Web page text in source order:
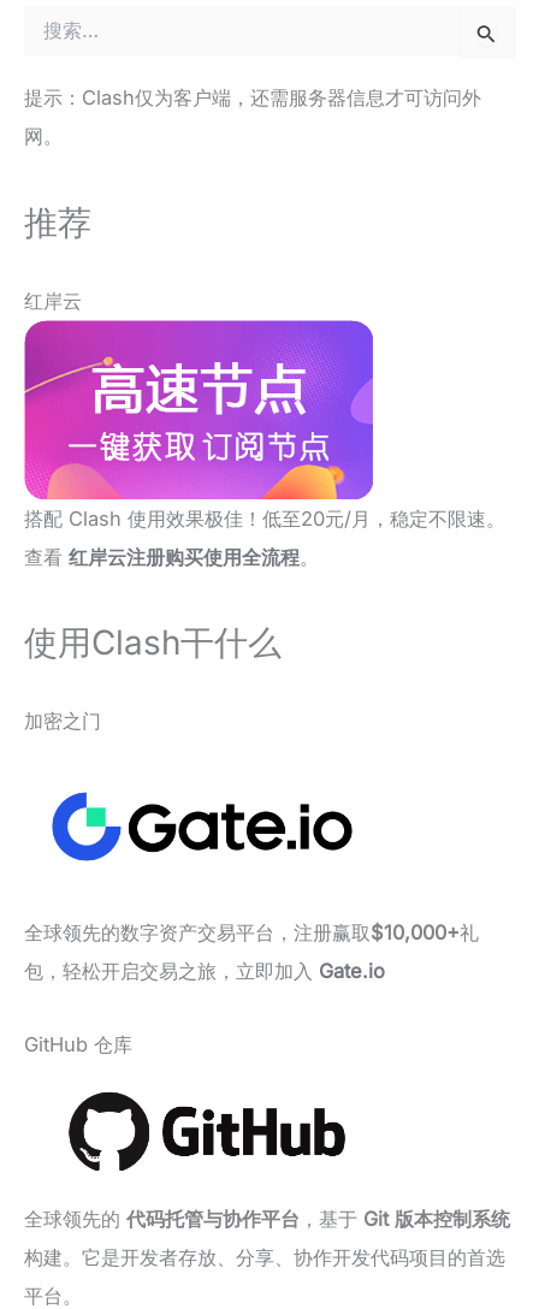
提示：Clash仅为客户端，还需服务器信息才可访问外
网。
推荐
红岸云
搭配 Clash 使用效果极佳！低至20元/月，稳定不限速。
查看 红岸云注册购买使用全流程。
使用Clash干什么
加密之门
全球领先的数字资产交易平台，注册赢取$10,000+礼
包，轻松开启交易之旅，立即加入 Gate.io
GitHub 仓库
全球领先的 代码托管与协作平台 ，基于 Git 版本控制系统
构建。它是开发者存放、分享、协作开发代码项目的首选
平台。